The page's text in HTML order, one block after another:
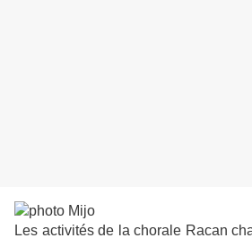
Les activités de la chorale Racan